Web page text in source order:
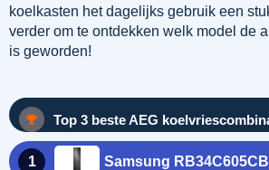
koelkasten het dagelijks gebruik een
verder om te ontdekken welk model de
is geworden!
Top 3 beste AEG
1 Samsung